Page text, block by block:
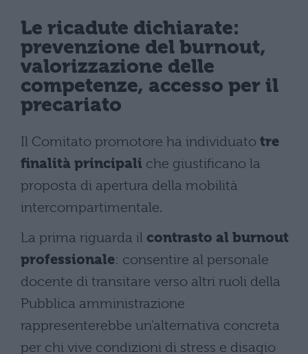
Le ricadute dichiarate:
prevenzione del burnout,
valorizzazione delle
competenze, accesso per il
precariato
Il Comitato promotore ha individuato tre
finalità principali che giustificano la
proposta di apertura della mobilità
intercompartimentale.
La prima riguarda il contrasto al burnout
professionale: consentire al personale
docente di transitare verso altri ruoli della
Pubblica amministrazione
rappresenterebbe un’alternativa concreta
per chi vive condizioni di stress e disagio